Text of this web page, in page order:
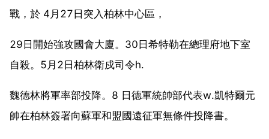
戰，於 4月27日突入柏林中心區，
29日開始強攻國會大廈。30日希特勒在總理府地下室
自殺。5月2日柏林衛戍司令h.
魏德林將軍率部投降。8 日德軍統帥部代表w.凱特爾元
帥在柏林簽署向蘇軍和盟國遠征軍無條件投降書。